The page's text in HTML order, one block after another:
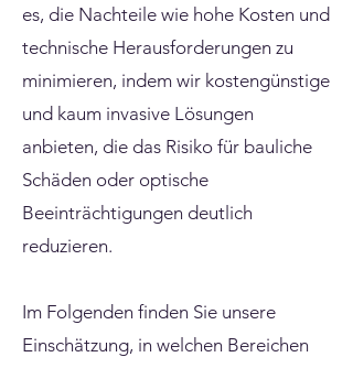
es, die Nachteile wie hohe Kosten und
technische Herausforderungen zu
minimieren, indem wir kostengünstige
und kaum invasive Lösungen
anbieten, die das Risiko für bauliche
Schäden oder optische
Beeinträchtigungen deutlich
reduzieren.
Im Folgenden finden Sie unsere
Einschätzung, in welchen Bereichen